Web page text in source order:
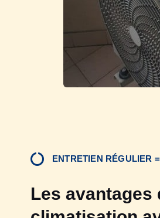
ENTRETIEN RÉGULIER
Les avantages